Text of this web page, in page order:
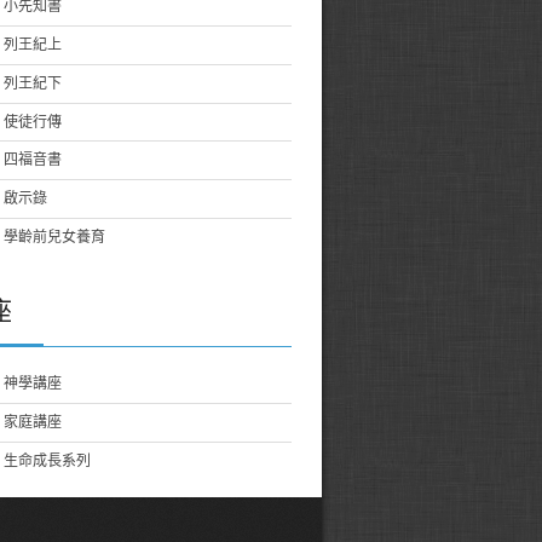
小先知書
列王紀上
列王紀下
使徒行傳
四福音書
啟示錄
學齡前兒女養育
神學講座
家庭講座
生命成長系列